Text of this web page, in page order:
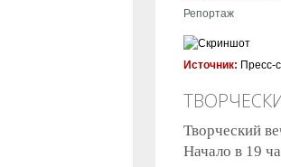
Репортаж
Источник: Пресс-
Творческий
Начало в 19